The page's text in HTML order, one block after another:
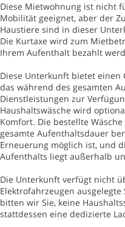
Diese Mietwohnung ist nicht
Mobilität geeignet, aber der
Haustiere sind in dieser
Die Kurtaxe wird zum
Ihrem Aufenthalt bezahlt
Diese Unterkunft bietet einen
das während des gesamten
Dienstleistungen zur
Haushaltswäsche wird
Komfort. Die bestellte
gesamte Aufenthaltsdauer
Erneuerung möglich ist, und
Aufenthalts liegt außerhalb
Die Unterkunft verfügt nicht
Elektrofahrzeugen
bitten wir Sie, keine
stattdessen eine dedizierte